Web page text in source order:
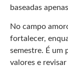
baseadas
No campo
fortalecer,
semestre. É um
valores e